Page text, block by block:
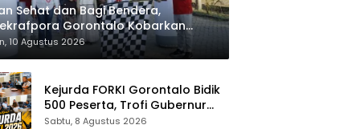
Sehat dan Bagi Bendera,
Gorontalo Kobarkan
10 Agustus 2026
Kejurda FORKI Gorontalo Bidik
500 Peserta, Trofi Gubernur
Jadi Rebutan
Sabtu, 8 Agustus 2026